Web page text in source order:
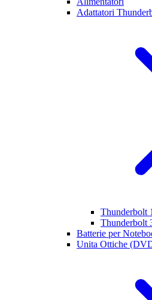
Adattatori
Thunderbolt
Thunderbolt
Batterie per
Unita Ottiche